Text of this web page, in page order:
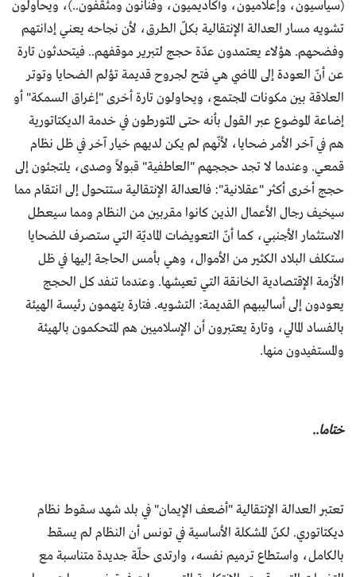
(سياسيون، وإعلاميون، وأكاديميون، وفنانون ومثقفون..)، ويحاولون
تشويه مسار العدالة الإنتقالية بكلّ الطرق، لأن نجاحه يعني إدانتهم
وفضحهم. هؤلاء يعتمدون عدّة حجج لتبرير موقفهم.. فيتحدثون تارة
عن أنّ العودة إلى الماضي هي فتح لجروح قديمة تؤلم الضحايا وتوتر
العلاقة بين مكونات المجتمع، ويحاولون تارة أخرى "إغراق السمكة" أو
إضاعة الموضوع عبر القول بأنه حتى المتورطون في خدمة الديكتاتورية
هم في آخر الأمر ضحايا، لأنّهم لم يكن لديهم خيار آخر في ظل نظام
قمعي. وعندما لا تجد حججهم "العاطفية" قبولاً وصدى، يلتجئون إلى
حجج أخرى أكثر "عقلانية": فالعدالة الإنتقالية ستتحول إلى انتقام مما
سيخيف رجال الأعمال الذين كانوا مقربين من النظام ومما سيعطل
الاستثمار الأجنبي، كما أنّ التعويضات الماديّة التي ستصرف للضحايا
ستكلف البلاد الكثير من الأموال، وهي بأمس الحاجة إليها في ظل
الأزمة الإقتصادية الخانقة التي تعيشها. وعندما تنفد كل الحجج
يعودون إلى أساليبهم القديمة: التشويه. فتارة يتهمون رئيسة الهيئة
بالفساد المالي، وتارة يعتبرون أن الإسلاميين هم المتحكمون بالهيئة
والمستفيدون منها.
ختاما..
تعتبر العدالة الإنتقالية "أضعف الإيمان" في بلد شهد سقوط نظام
ديكتاتوري. لكنّ المشكلة الأساسية في تونس أن النظام لم يسقط
بالكامل، واستطاع ترميم نفسه، وارتدى حلّة جديدة متناسبة مع